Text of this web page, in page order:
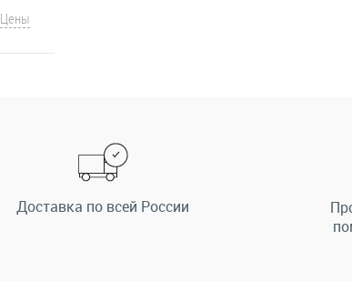
Цены
Доставка по всей России